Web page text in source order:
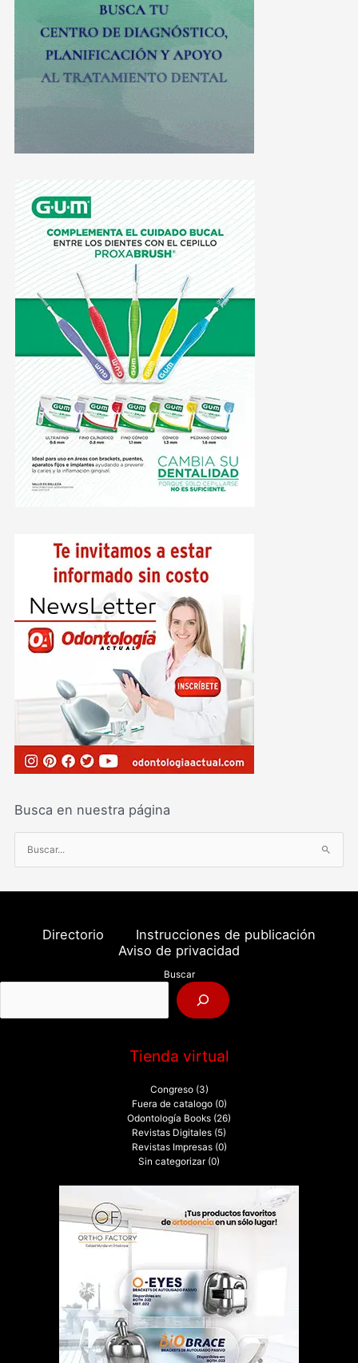
Busca en nuestra página
u
s
o
:
Directorio
Instrucciones de publicación
Aviso de privacidad
Buscar
Tienda virtual
Congreso (3)
Fuera de catalogo (0)
Odontología Books (26)
Revistas Digitales (5)
Revistas Impresas (0)
Sin categorizar (0)